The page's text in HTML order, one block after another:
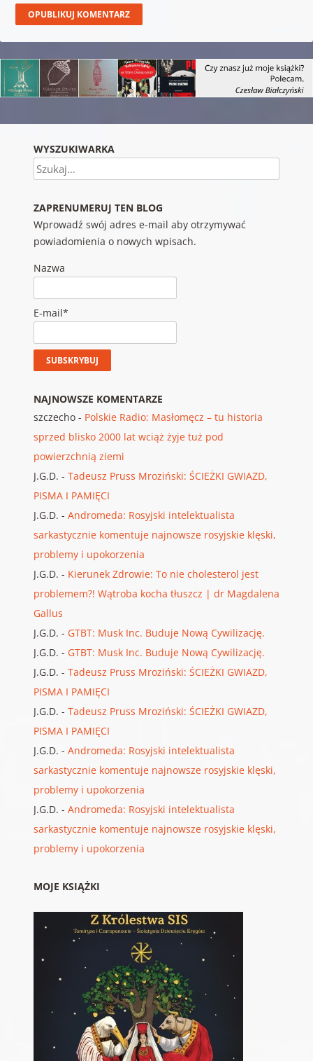
WYSZUKIWARKA
Szukaj
ZAPRENUMERUJ TEN BLOG
Wprowadź swój adres e-mail aby otrzymywać
powiadomienia o nowych wpisach.
Nazwa
E-mail*
NAJNOWSZE KOMENTARZE
szczecho- Polskie Radio: Masłomęcz – tu historia
sprzed blisko 2000 lat wciąż żyje tuż pod
powierzchnią ziemi
J.G.D. - Tadeusz Pruss Mroziński: ŚCIEŻKI GWIAZD,
PISMA I PAMIĘCI
J.G.D. - Andromeda: Rosyjski intelektualista
sarkastycznie komentuje najnowsze rosyjskie klęski,
problemy i upokorzenia
J.G.D. - Kierunek Zdrowie: To nie cholesterol jest
problemem?! Wątroba kocha tłuszcz | dr Magdalena
Gallus
J.G.D. - GTBT: Musk Inc. Buduje Nową Cywilizację.
J.G.D. - GTBT: Musk Inc. Buduje Nową Cywilizację.
J.G.D. - Tadeusz Pruss Mroziński: ŚCIEŻKI GWIAZD,
PISMA I PAMIĘCI
J.G.D. - Tadeusz Pruss Mroziński: ŚCIEŻKI GWIAZD,
PISMA I PAMIĘCI
J.G.D. - Andromeda: Rosyjski intelektualista
sarkastycznie komentuje najnowsze rosyjskie klęski,
problemy i upokorzenia
J.G.D. - Andromeda: Rosyjski intelektualista
sarkastycznie komentuje najnowsze rosyjskie klęski,
problemy i upokorzenia
MOJE KSIĄŻKI